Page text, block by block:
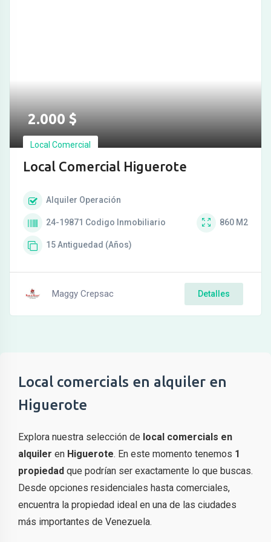
2.000$
Local Comercial
Local Comercial Higuerote
Alquiler Operación
24-19871 Codigo Inmobiliario 860 M2
15Antiguedad (Años)
Maggy Crepsac Detalles
Local comercials en alquiler en
Higuerote
Explora nuestra selección de local comercials en
alquiler en Higuerote. En este momento tenemos 1
propiedad que podrían ser exactamente lo que buscas.
Desde opciones residenciales hasta comerciales,
encuentra la propiedad ideal en una de las ciudades
más importantes de Venezuela.